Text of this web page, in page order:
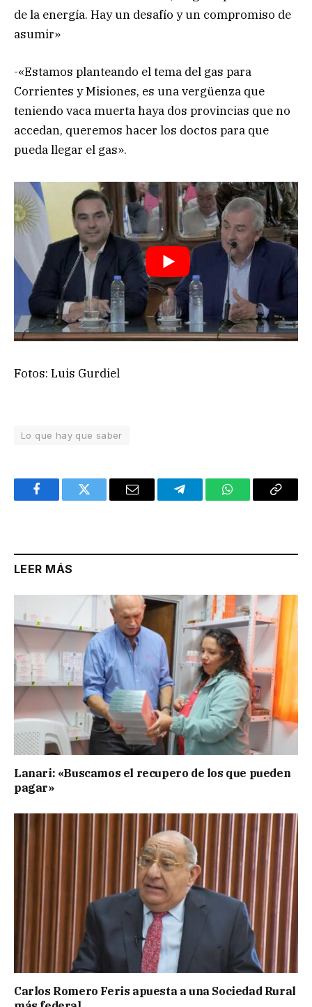
de la energía. Hay un desafío y un compromiso de
asumir»
-«Estamos planteando el tema del gas para
Corrientes y Misiones, es una vergüenza que
teniendo vaca muerta haya dos provincias que no
accedan, queremos hacer los doctos para que
pueda llegar el gas».
Fotos: Luis Gurdiel
Lo que hay que saber
FacebookTwitter Email TelegramWhatsAppCopy
LEER MÁS
Lanari: «Buscamos el recupero de los que pueden
pagar»
Carlos Romero Feris apuesta a una Sociedad Rural